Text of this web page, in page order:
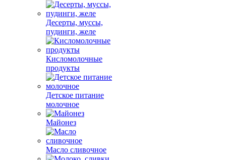
Десерты, муссы,
пудинги, желе
Кисломолочные
продукты
Детское питание
молочное
Майонез
Масло сливочное